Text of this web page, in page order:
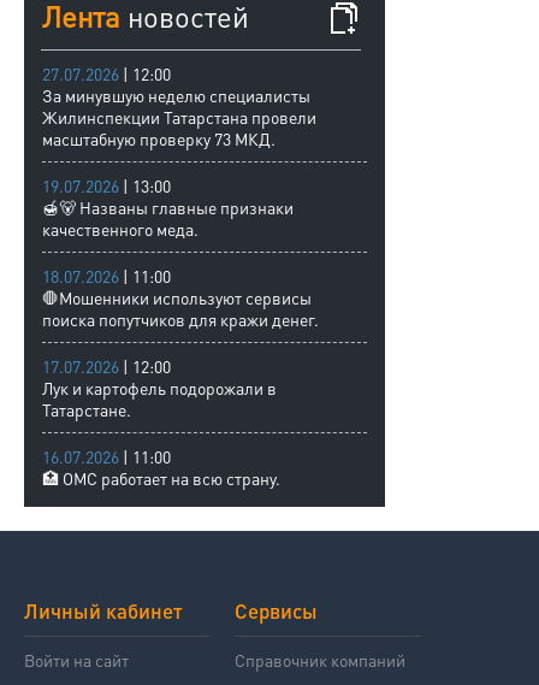
Лента новостей
27.07.2026 | 12:00
За минувшую неделю специалисты
Жилинспекции Татарстана провели
масштабную проверку 73 МКД.
19.07.2026 | 13:00
🍯🐻 Названы главные признаки
качественного меда.
18.07.2026 | 11:00
🛑Мошенники используют сервисы
поиска попутчиков для кражи денег.
17.07.2026 | 12:00
Лук и картофель подорожали в
Татарстане.
16.07.2026 | 11:00
🏥 ОМС работает на всю страну.
Личный кабинет
Войти на сайт
Сервисы
Справочник компаний